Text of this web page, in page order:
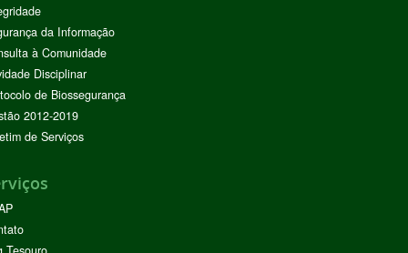
da Informação
à Comunidade
Disciplinar
de Biossegurança
2012-2019
de Serviços